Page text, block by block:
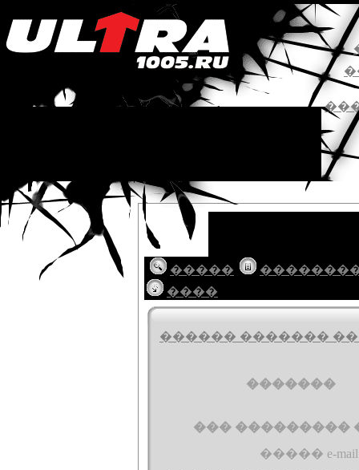
�����
����
������ �������
�������
��� ��������� �
����� e-